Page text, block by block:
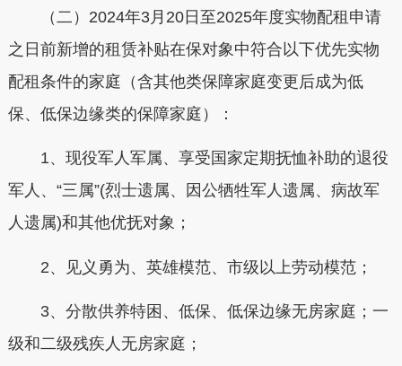
（二）2024年3月20日至2025年度实物配租申请
之日前新增的租赁补贴在保对象中符合以下优先实物
配租条件的家庭（含其他类保障家庭变更后成为低
保、低保边缘类的保障家庭）：
1、现役军人军属、享受国家定期抚恤补助的退役
军人、“三属”(烈士遗属、因公牺牲军人遗属、病故军
人遗属)和其他优抚对象；
2、见义勇为、英雄模范、市级以上劳动模范；
3、分散供养特困、低保、低保边缘无房家庭；一
级和二级残疾人无房家庭；